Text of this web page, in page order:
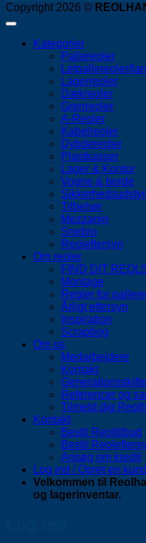
Copyright 2026 ©
Kategorier
Pallereoler
Letpallereoler/
Lagerreoler
Dækreoler
Grenreoler
A-Reoler
Kabelreoler
Dybdereoler
Plastkasser
Lager & Kontor
Vogne & borde
Sikkerhedsudstyr
Tilbehør
Mezzanin
Snebro
Reoleftersyn
Om reoler
FIND DIT
Montage
Regler for
Årligt eftersyn
Inspiration
Scrapbog
Om os
Medarbejdere
Kontakt
Referencer og
Tilmeld dig
Kontakt
Bestil Reoltilbud
Bestil
Ansøg om kredit
Log ind / Opret en
Velkommen til
og lagerinventar.